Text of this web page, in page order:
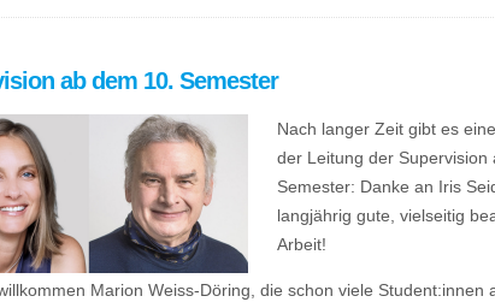
ab dem 10. Semester
Nach langer Zeit gibt es
der Leitung der Supervision
Semester: Danke an Iris
langjährig gute, vielseitig
Arbeit!
Marion Weiss-Döring, die schon viele Student:innen